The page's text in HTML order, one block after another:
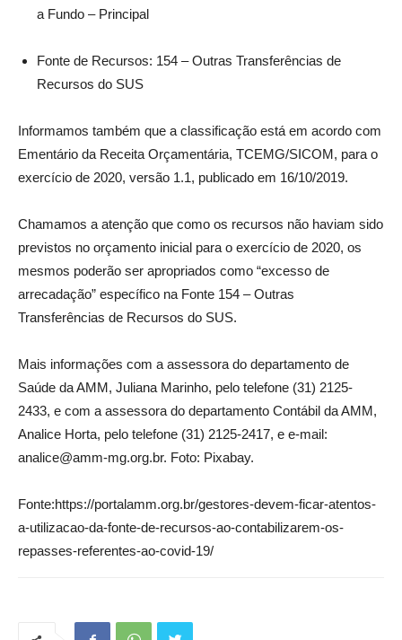
a Fundo – Principal
Fonte de Recursos: 154 – Outras Transferências de
Recursos do SUS
Informamos também que a classificação está em acordo com
Ementário da Receita Orçamentária, TCEMG/SICOM, para o
exercício de 2020, versão 1.1, publicado em 16/10/2019.
Chamamos a atenção que como os recursos não haviam sido
previstos no orçamento inicial para o exercício de 2020, os
mesmos poderão ser apropriados como “excesso de
arrecadação” específico na Fonte 154 – Outras
Transferências de Recursos do SUS.
Mais informações com a assessora do departamento de
Saúde da AMM, Juliana Marinho, pelo telefone (31) 2125-
2433, e com a assessora do departamento Contábil da AMM,
Analice Horta, pelo telefone (31) 2125-2417, e e-mail:
analice@amm-mg.org.br. Foto: Pixabay.
Fonte:https://portalamm.org.br/gestores-devem-ficar-atentos-
a-utilizacao-da-fonte-de-recursos-ao-contabilizarem-os-
repasses-referentes-ao-covid-19/